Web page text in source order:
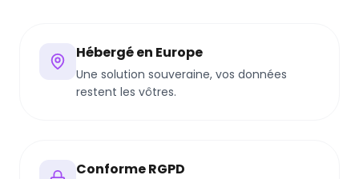
Hébergé en Europe
Une solution souveraine, vos données
restent les vôtres.
Conforme RGPD